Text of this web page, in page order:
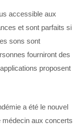
accessible aux
et sont parfaits si
sons sont
fourniront des
proposent
a été le nouvel
aux concerts